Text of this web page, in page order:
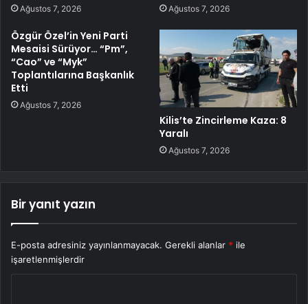
Ağustos 7, 2026 Ağustos 7, 2026
Özgür Özel’in Yeni Parti
Mesaisi Sürüyor… “Pm”,
“Cao” ve “Myk”
Toplantılarına Başkanlık
Etti
Ağustos 7, 2026
Kilis’te Zincirleme Kaza: 8
Yaralı
Ağustos 7, 2026
Bir yanıt yazın
E-posta adresiniz yayınlanmayacak. Gerekli alanlar * ile
işaretlenmişlerdir